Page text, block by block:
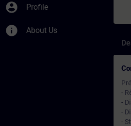
account_circle Profile
info About Us
-
-
-
-